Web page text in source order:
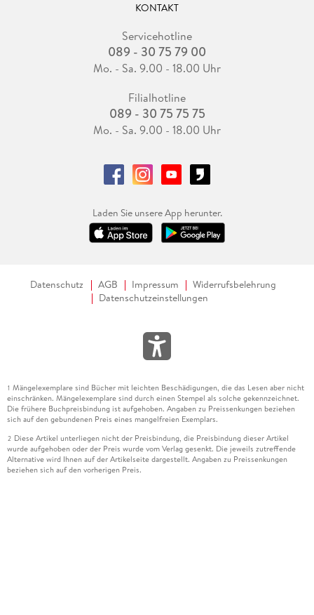
KONTAKT
Servicehotline
089 - 30 75 79 00
Mo. - Sa. 9.00 - 18.00 Uhr
Filialhotline
089 - 30 75 75 75
Mo. - Sa. 9.00 - 18.00 Uhr
Laden Sie unsere App herunter.
Datenschutz AGB Impressum
Widerrufsbelehrung
Datenschutzeinstellungen
1 Mängelexemplare sind Bücher mit leichten Beschädigungen, die das Lesen aber nicht
einschränken. Mängelexemplare sind durch einen Stempel als solche gekennzeichnet.
Die frühere Buchpreisbindung ist aufgehoben. Angaben zu Preissenkungen beziehen
sich auf den gebundenen Preis eines mangelfreien Exemplars.
2 Diese Artikel unterliegen nicht der Preisbindung, die Preisbindung dieser Artikel
wurde aufgehoben oder der Preis wurde vom Verlag gesenkt. Die jeweils zutreffende
Alternative wird Ihnen auf der Artikelseite dargestellt. Angaben zu Preissenkungen
beziehen sich auf den vorherigen Preis.